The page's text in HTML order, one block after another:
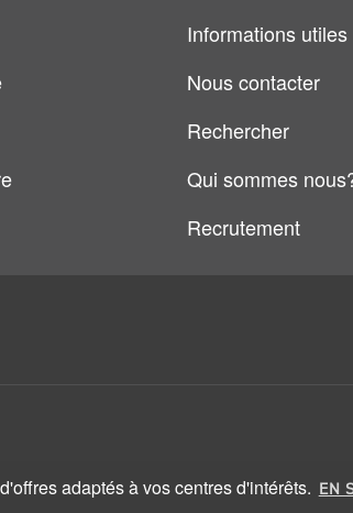
adaptés à vos centres d'intérêts. EN
Informations utiles
Nous contacter
Rechercher
Qui sommes
Recrutement